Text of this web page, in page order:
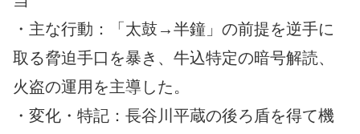
・主な行動：「太鼓→半鐘」の前提を逆手に
取る脅迫手口を暴き、牛込特定の暗号解読、
火盗の運用を主導した。
・変化・特記：長谷川平蔵の後ろ盾を得て機